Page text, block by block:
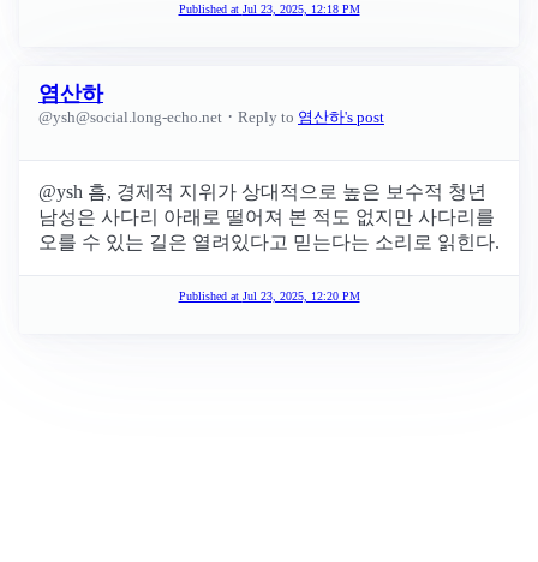
Published at Jul 23, 2025, 12:18 PM
염산하
@ysh@social.long-echo.net · Reply to 염산하's post
@ysh 흠, 경제적 지위가 상대적으로 높은 보수적 청년
남성은 사다리 아래로 떨어져 본 적도 없지만 사다리를
오를 수 있는 길은 열려있다고 믿는다는 소리로 읽힌다.
Published at Jul 23, 2025, 12:20 PM